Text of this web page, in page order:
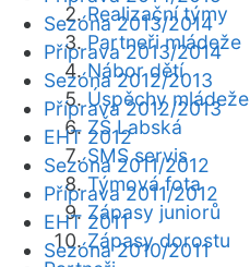
Realizační týmy
Partneři mládeže
Nábor dětí
Úspěchy mládeže
ZŠ Labská
SMS servis
Týmová fota
Zápasy juniorů
Zápasy dorostu
Sezóna 2013/2014
Příprava 2013/2014
Sezóna 2012/2013
Příprava 2012/2013
EHT 2012
Sezóna 2011/2012
Příprava 2011/2012
EHT 2011
Sezóna 2010/2011